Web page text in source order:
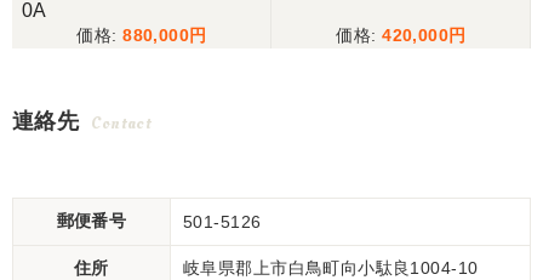
0A
880,000 420,000
連絡先 Contact
郵便番号 501-5126
住所 岐阜県郡上市白鳥町向小駄良1004-10